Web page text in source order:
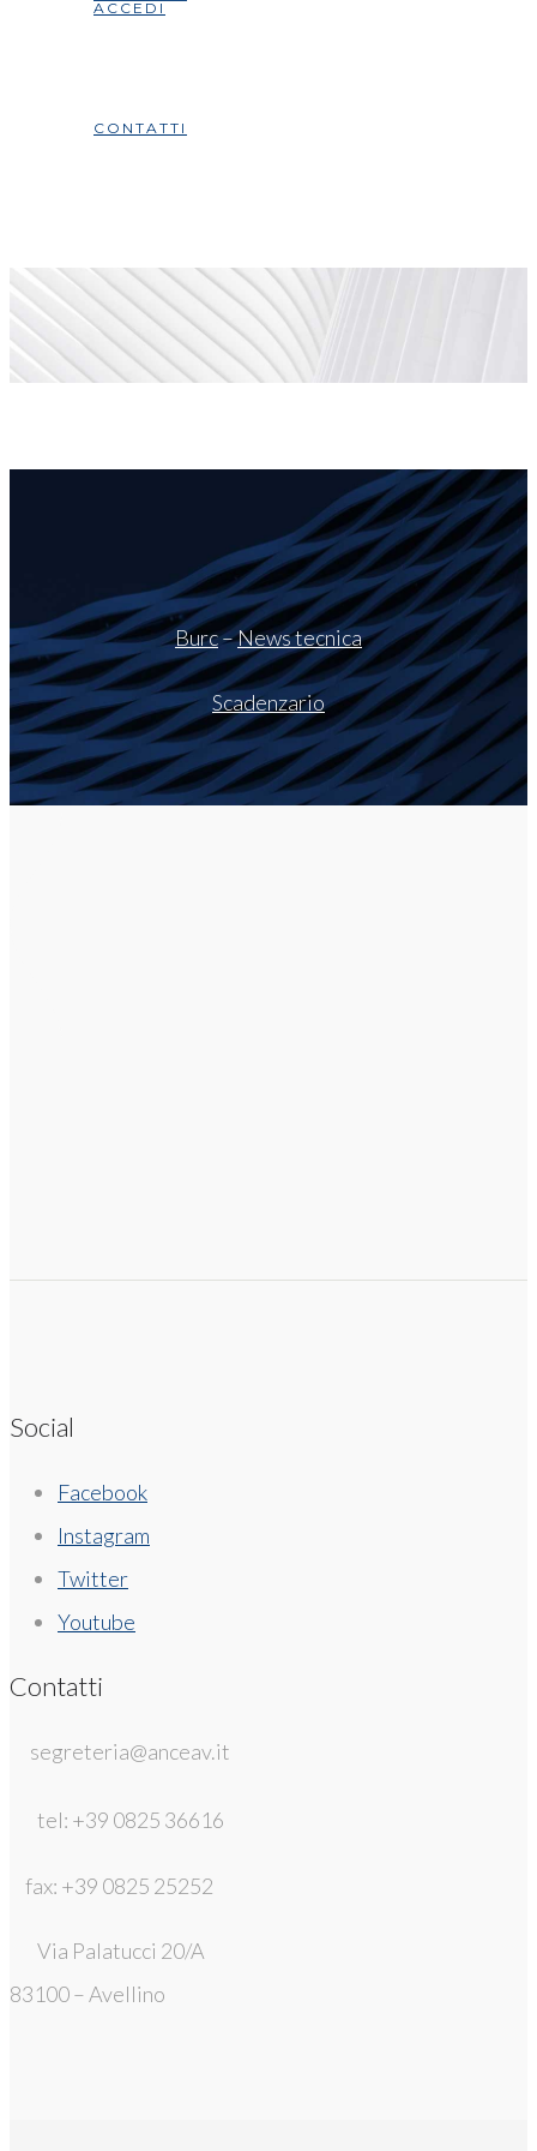
ACCEDI
CONTATTI
Burc–News tecnica
Scadenzario
Social
Facebook
Instagram
Twitter
Youtube
Contatti
segreteria@anceav.it
tel: +39 0825 36616
fax: +39 0825 25252
Via Palatucci 20/A
83100 – Avellino